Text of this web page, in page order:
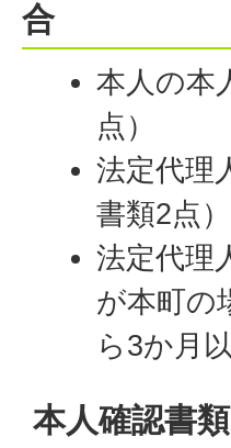
合
本人の本
点）
法定代理
書類2点）
法定代理
が本町の
ら3か月
本人確認書